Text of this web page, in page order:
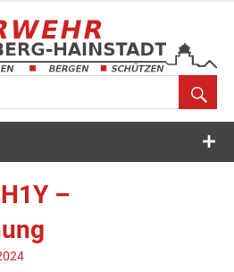
Feuerwehr
Breuberg-
Hainstadt
–